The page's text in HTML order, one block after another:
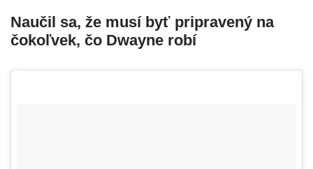
Naučil sa, že musí byť pripravený na
čokoľvek, čo Dwayne robí